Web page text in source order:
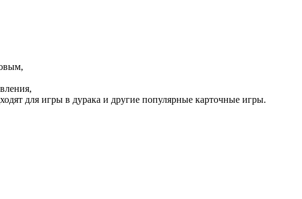
для игры в дурака и другие популярные карточные игры.